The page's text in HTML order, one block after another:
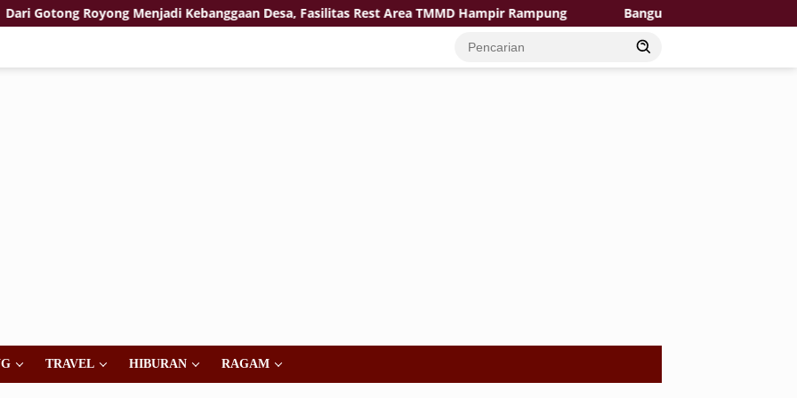
Royong Menjadi Kebanggaan Desa, Fasilitas Rest Area TMMD Hampir Rampung Bangun Desa dengan Hati, TMMD
TRAVEL HIBURAN RAGAM